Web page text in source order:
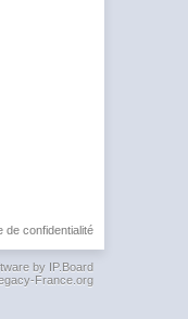
de confidentialité
by IP.Board
France.org